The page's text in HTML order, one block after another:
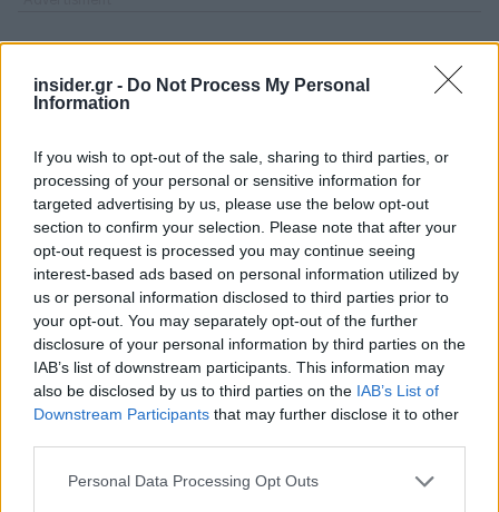
insider.gr - Do Not Process My Personal
Information
If you wish to opt-out of the sale, sharing to third parties, or
processing of your personal or sensitive information for
targeted advertising by us, please use the below opt-out
section to confirm your selection. Please note that after your
opt-out request is processed you may continue seeing
interest-based ads based on personal information utilized by
us or personal information disclosed to third parties prior to
your opt-out. You may separately opt-out of the further
disclosure of your personal information by third parties on the
IAB’s list of downstream participants. This information may
also be disclosed by us to third parties on the IAB’s List of
Downstream Participants that may further disclose it to other
Please note that this website/app uses one or more Google
Personal Data Processing Opt Outs